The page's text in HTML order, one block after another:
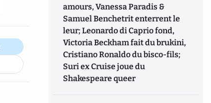
amours, Vanessa Paradis &
Samuel Benchetrit enterrent le
leur; Leonardo di Caprio fond,
Victoria Beckham fait du brukini,
Cristiano Ronaldo du bisco-fils;
Suri ex Cruise joue du
Shakespeare queer